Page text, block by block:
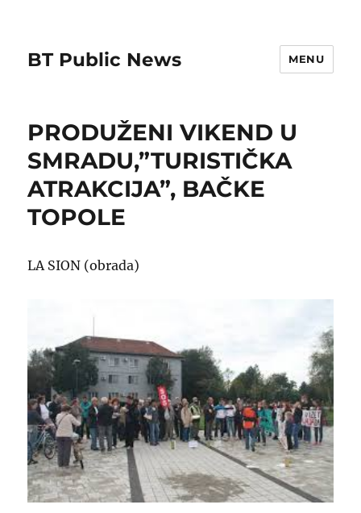
BT Public News MENU
PRODUŽENI VIKEND U
SMRADU,”TURISTIČKA
ATRAKCIJA”, BAČKE
TOPOLE
LA SION (obrada)